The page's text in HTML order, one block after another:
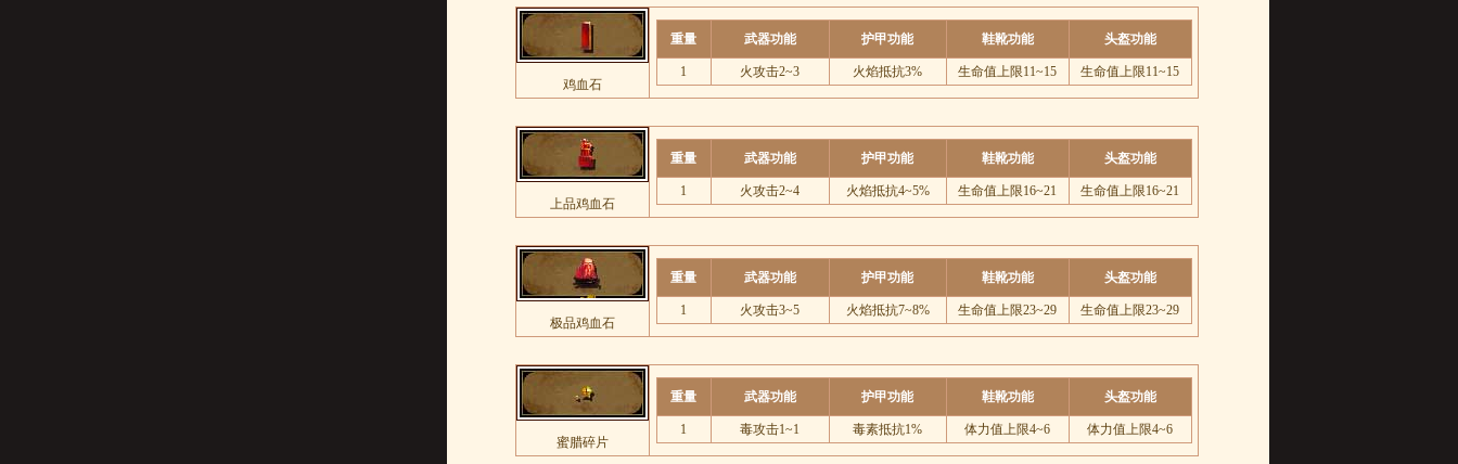
鸡血石
重量 武器功能 护甲功能 鞋靴功能 头盔功能
1 火攻击2~3 火焰抵抗3% 生命值上限11~15 生命值上限11~15
上品鸡血石
重量 武器功能 护甲功能 鞋靴功能 头盔功能
1 火攻击2~4 火焰抵抗4~5% 生命值上限16~21 生命值上限16~21
极品鸡血石
重量 武器功能 护甲功能 鞋靴功能 头盔功能
1 火攻击3~5 火焰抵抗7~8% 生命值上限23~29 生命值上限23~29
蜜腊碎片
重量 武器功能 护甲功能 鞋靴功能 头盔功能
1 毒攻击1~1 毒素抵抗1% 体力值上限4~6 体力值上限4~6